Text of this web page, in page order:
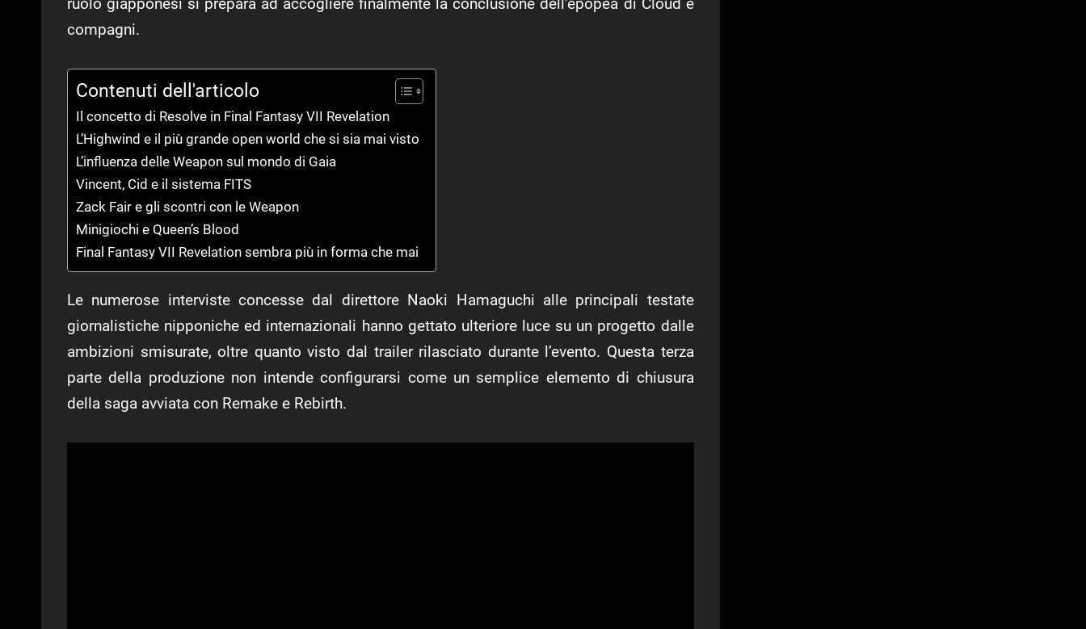
compagni.
Contenuti dell'articolo
Il concetto di Resolve in Final Fantasy VII Revelation
L’Highwind e il più grande open world che si sia mai visto
L’influenza delle Weapon sul mondo di Gaia
Vincent, Cid e il sistema FITS
Zack Fair e gli scontri con le Weapon
Minigiochi e Queen’s Blood
Final Fantasy VII Revelation sembra più in forma che mai
Le numerose interviste concesse dal direttore Naoki Hamaguchi alle principali testate
giornalistiche nipponiche ed internazionali hanno gettato ulteriore luce su un progetto dalle
ambizioni smisurate, oltre quanto visto dal trailer rilasciato durante l’evento. Questa terza
parte della produzione non intende configurarsi come un semplice elemento di chiusura
della saga avviata con Remake e Rebirth.